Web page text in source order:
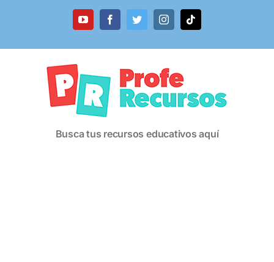
YouTubeFacebookTwitterInstagramTiktok
Busca tus recursos educativos aquí